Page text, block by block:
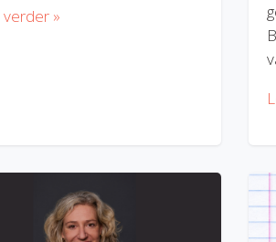
verder »